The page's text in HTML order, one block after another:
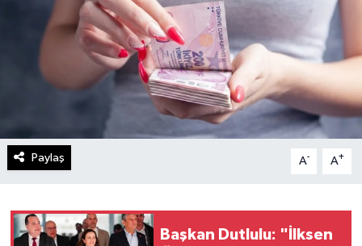
Paylaş A- A+
Başkan Dutlulu: "İlksen